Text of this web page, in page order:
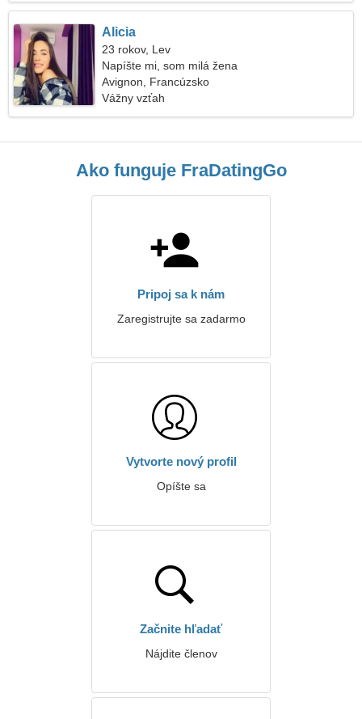
Alicia
23 rokov, Lev
Napíšte mi, som milá žena
Avignon, Francúzsko
Vážny vzťah
Ako funguje FraDatingGo
Pripoj sa k nám
Zaregistrujte sa zadarmo
Vytvorte nový profil
Opíšte sa
Začnite hľadať
Nájdite členov